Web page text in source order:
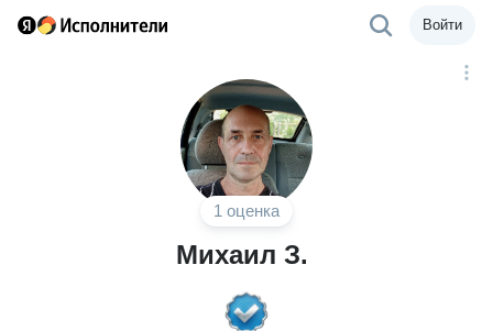
Войти
1 оценка
Михаил З.